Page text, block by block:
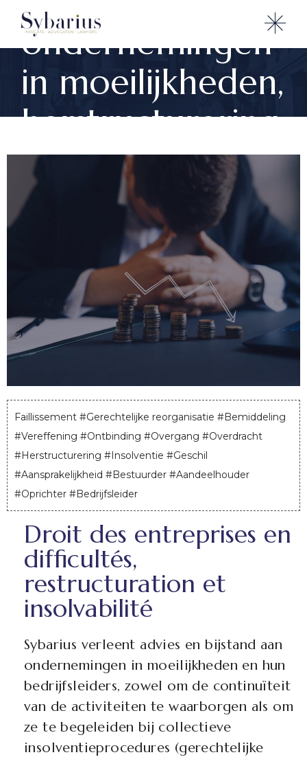
ondernemingen
in moeilijkheden,
herstructurering
en insolventie
Faillissement #Gerechtelijke reorganisatie #Bemiddeling
#Vereffening #Ontbinding #Overgang #Overdracht
#Herstructurering #Insolventie #Geschil
#Aansprakelijkheid #Bestuurder #Aandeelhouder
#Oprichter #Bedrijfsleider
Droit des entreprises en
difficultés,
restructuration et
insolvabilité
Sybarius verleent advies en bijstand aan
ondernemingen in moeilijkheden en hun
bedrijfsleiders, zowel om de continuïteit
van de activiteiten te waarborgen als om
ze te begeleiden bij collectieve
insolventieprocedures (gerechtelijke